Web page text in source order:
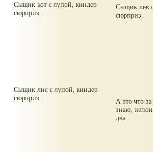
Сыщик кот с лупой, киндер
сюрприз.
Сыщик лев
сюрприз.
Сыщик лис с лупой, киндер
сюрприз.
А это что
знаю,
два.